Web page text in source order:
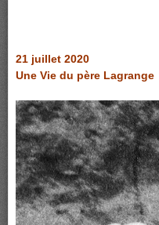
21 juillet 2020
Une Vie du père Lagrange